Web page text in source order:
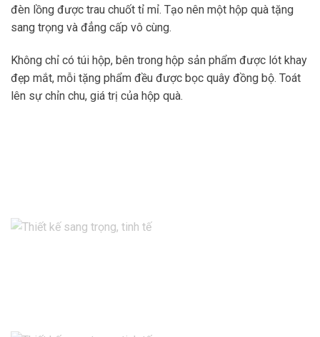
đèn lồng được trau chuốt tỉ mỉ. Tạo nên một hộp quà tặng
sang trọng và đẳng cấp vô cùng.
Không chỉ có túi hộp, bên trong hộp sản phẩm được lót khay
đẹp mắt, mỗi tặng phẩm đều được bọc quây đồng bộ. Toát
lên sự chỉn chu, giá trị của hộp quà.